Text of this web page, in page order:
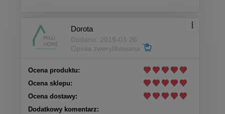
Dorota
Dodano: 2019-03-26
Opinia zweryfikowana
Ocena produktu:
Ocena sklepu:
Ocena dostawy:
Dodatkowy komentarz: